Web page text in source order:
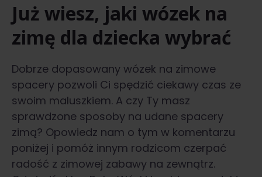
Już wiesz, jaki wózek na
zimę dla dziecka wybrać
Dobrze dopasowany wózek na zimowe
spacery pozwoli Ci spędzić ciekawy czas ze
swoim maluszkiem. A czy Ty masz
sprawdzone sposoby na udane spacery
zimą? Opowiedz nam o tym w komentarzu
poniżej i pomóż innym rodzicom czerpać
radość z zimowej zabawy na zewnątrz.